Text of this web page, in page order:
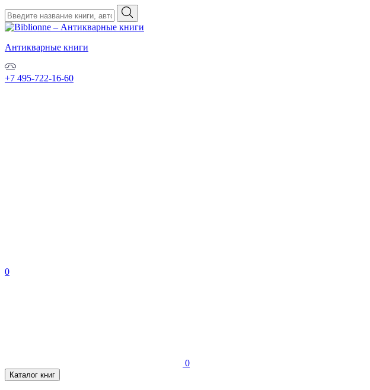
Антикварные книги
+7 495-722-16-60
0
0
Каталог книг